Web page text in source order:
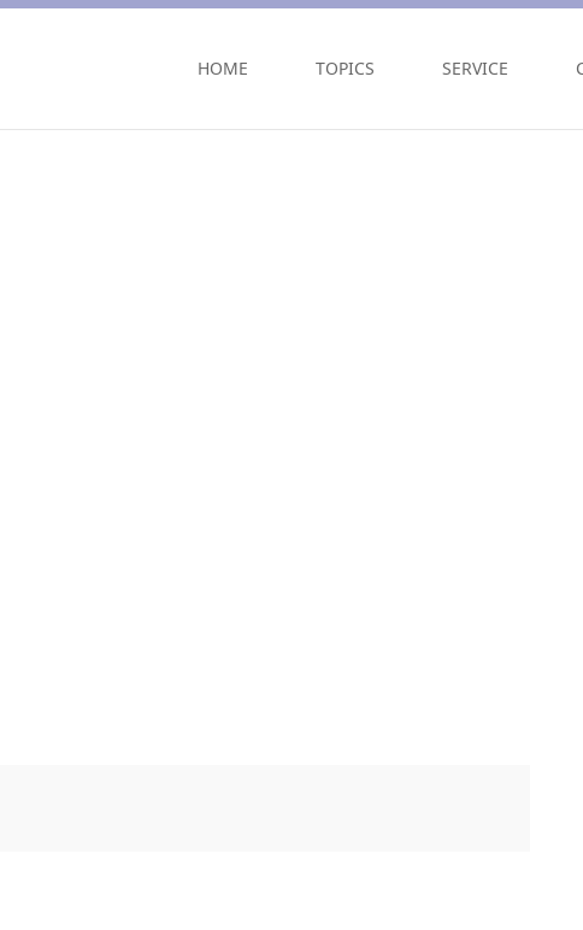
HOME TOPICS SERVICE